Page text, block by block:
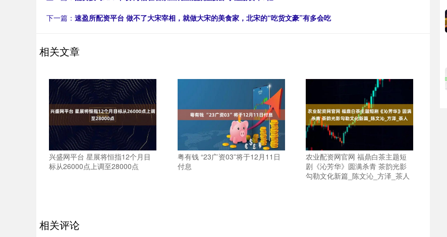
下一篇： 速盈所配资平台 做不了大宋宰相，就做大宋的美食家，北宋的“吃货文豪”有多会吃
相关文章
兴盛网平台 星展将恒指12个月目
标从26000点上调至28000点
粤有钱 “23广资03”将于12月11日
付息
农业配资网官网 福鼎白茶主题短
剧《沁芳华》圆满杀青 茶韵光影
勾勒文化新篇_陈文沁_方泽_茶人
相关评论